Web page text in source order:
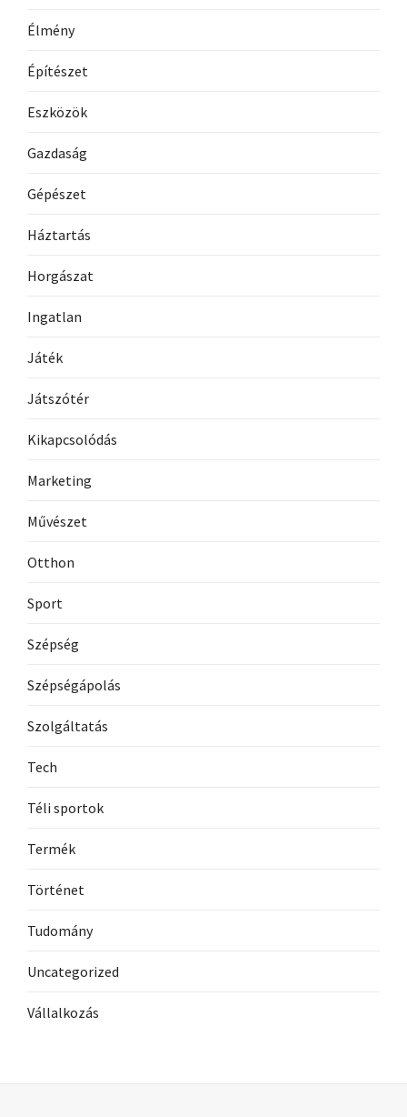
Élmény
Építészet
Eszközök
Gazdaság
Gépészet
Háztartás
Horgászat
Ingatlan
Játék
Játszótér
Kikapcsolódás
Marketing
Művészet
Otthon
Sport
Szépség
Szépségápolás
Szolgáltatás
Tech
Téli sportok
Termék
Történet
Tudomány
Uncategorized
Vállalkozás